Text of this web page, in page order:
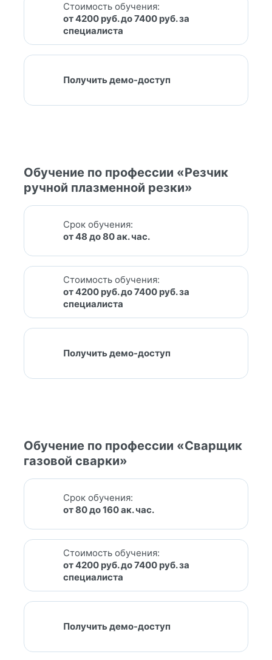
Стоимость обучения:
от 4200 руб. до 7400 руб. за
специалиста
Получить демо-доступ
Обучение по профессии «Резчик
ручной плазменной резки»
Срок обучения:
от 48 до 80 ак. час.
Стоимость обучения:
от 4200 руб. до 7400 руб. за
специалиста
Получить демо-доступ
Обучение по профессии «Сварщик
газовой сварки»
Срок обучения:
от 80 до 160 ак. час.
Стоимость обучения:
от 4200 руб. до 7400 руб. за
специалиста
Получить демо-доступ